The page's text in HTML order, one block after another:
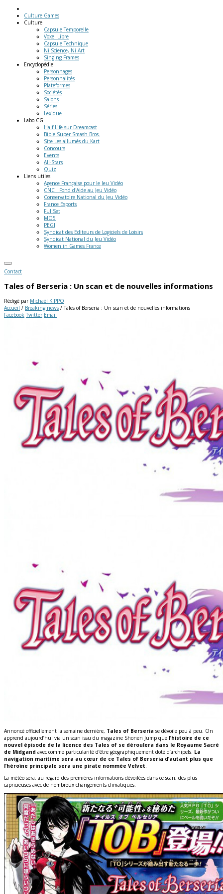
Culture Games
Culture
Capsule Temporelle
Voxel Libre
Capsule Technique
Ni Science, Ni Art
Singing Frames
Encyclopédie
Personnages
Personnalités
Plateformes
Sociétés
Salons
Séries
Lexique
Labo CG
Half Life sur Dreamcast
Bible Super Smash Bros.
Site Les allumés du Kart
Concours
Events
All-Stars
Quiz
Liens utiles
Agence Française pour le Jeu Vidéo
CNC : Fond d'Aide au Jeu Vidéo
Conservatoire National du Jeu Vidéo
France Esports
FullSet
MO5
PEGI
Syndicat des Editeurs de Logiciels de Loisirs
Syndicat National du Jeu Vidéo
Women in Games France
Contact
Tales of Berseria : Un scan et de nouvelles informations
Rédigé par Michaël KIPPO
Accueil / Breaking news / Tales of Berseria : Un scan et de nouvelles informations
Facebook Twitter Email
Annoncé officiellement la semaine dernière, Tales of Berseria se dévoile peu à peu. On
apprend aujourd’hui via un scan issu du magazine Shonen Jump que l’histoire de ce
nouvel épisode de la licence des Tales of se déroulera dans le Royaume Sacré
de Midgand avec comme particularité d’être géographiquement doté d’archipels. La
navigation maritime sera au cœur de ce Tales of Berseria d’autant plus que
l’héroïne principale sera une pirate nommée Velvet.
La météo sera, au regard des premières informations dévoilées dans ce scan, des plus
capricieuses avec de nombreux changements climatiques.